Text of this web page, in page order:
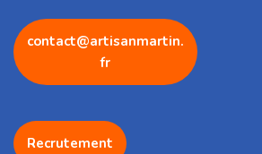
contact@artisanmartin.
fr
Recrutement